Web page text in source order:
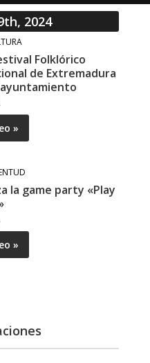
2024
Folklórico
de Extremadura
»
la game party «Play
»